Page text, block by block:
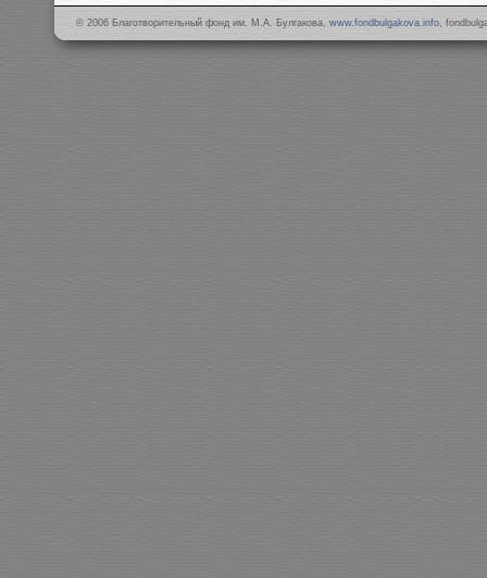
© 2006 Благотворительный фонд им. М.А. Булгакова, www.fondbulgakova.info,